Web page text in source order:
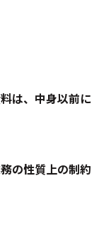
は、中身以前に
の性質上の制約